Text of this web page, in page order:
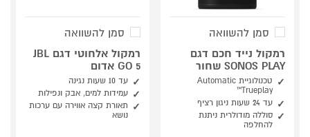
סמן להשוואה
רמקול נייד חכם דגם
SONOS PLAY שחור
טכנולוגיית Automatic
Trueplay™
עד 24 שעות ניגון רציף
סוללה מודולרית ניתנת
להחלפה
סמן להשוואה
רמקול אלחוטי דגם JBL
GO 5 אדום
עד 10 שעות נגינה
עמידות למים, אבק ונפילות
תאורת קצה אווירה עם ערכות
נושא